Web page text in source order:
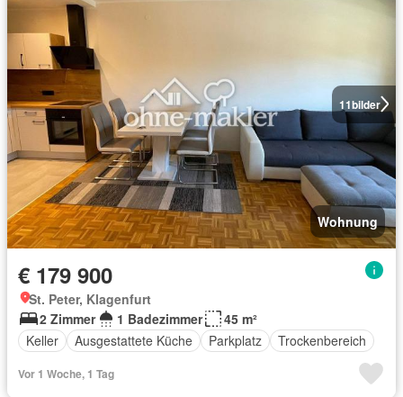
11bilder
Wohnung
€ 179 900
St. Peter, Klagenfurt
2 Zimmer
1 Badezimmer
45 m²
Keller
Ausgestattete Küche Parkplatz Trockenbereich
Vor 1 Woche, 1 Tag